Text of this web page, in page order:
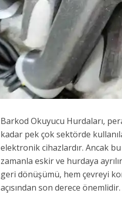
Barkod Okuyucu Hurdaları,
kadar pek çok sektörde
elektronik cihazlardır. Ancak
zamanla eskir ve hurdaya
geri dönüşümü, hem çevreyi
açısından son derece önemlidir.